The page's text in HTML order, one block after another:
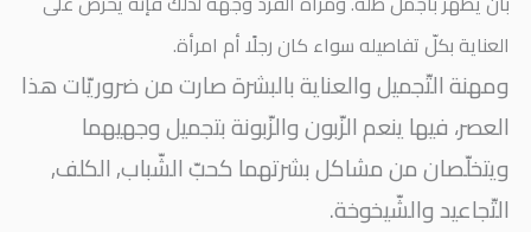
العناية بكلّ تفاصيله سواء كان رجلًا أم امرأة.
ومهنة التّجميل والعناية بالبشرة صارت من ضروريّات هذا
العصر، فيها ينعم الزّبون والزّبونة بتجميل وجهيهما
ويتخلّصان من مشاكل بشرتهما كحبّ الشّباب, الكلف,
التّجاعيد والشّيخوخة.